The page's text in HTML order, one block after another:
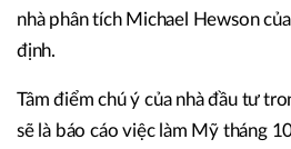
nhà phân tích Michael Hewson
định.
Tâm điểm chú ý của nhà đầu tư
sẽ là báo cáo việc làm Mỹ tháng